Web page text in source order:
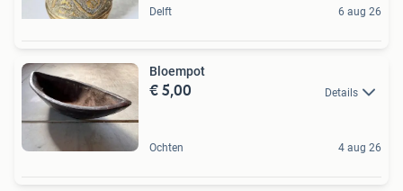
Delft 6 aug 26
Bloempot
€ 5,00 Details
Ochten 4 aug 26